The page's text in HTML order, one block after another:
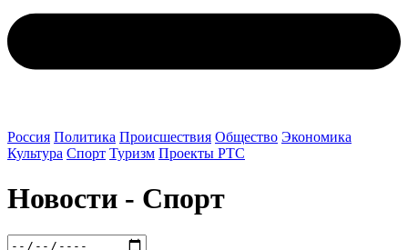
Россия Политика Происшествия Общество Экономика
Культура Спорт Туризм Проекты РТС
Новости - Спорт